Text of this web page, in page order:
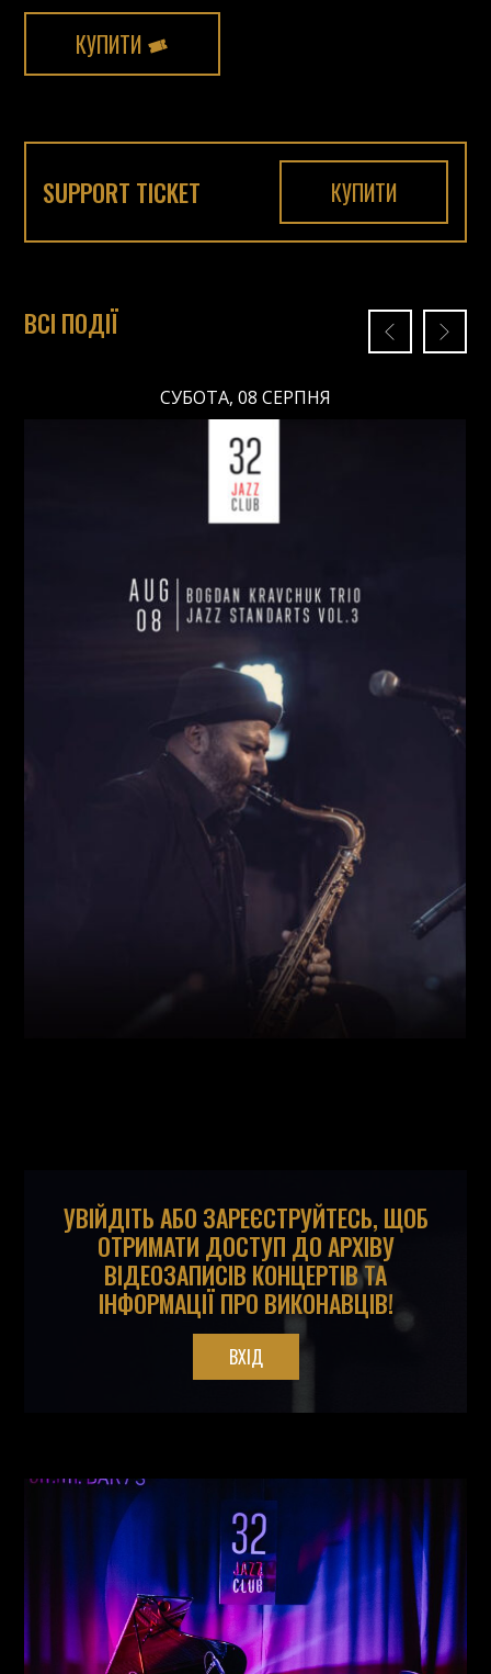
КУПИТИ
SUPPORT TICKET КУПИТИ
ВСІ ПОДІЇ
СУБОТА, 08 СЕРПНЯ
Ціна:
Богдан Кравчук (Саксофон
,) Олександр Ємець
УВІЙДІТЬ АБО ЗАРЕЄСТРУЙТЕСЬ, ЩОБ
ОТРИМАТИ ДОСТУП ДО АРХІВУ
ВІДЕОЗАПИСІВ КОНЦЕРТІВ ТА
ІНФОРМАЦІЇ ПРО ВИКОНАВЦІВ!
ВХІД